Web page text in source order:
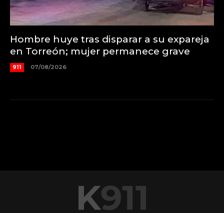
Hombre huye tras disparar a su expareja
en Torreón; mujer permanece grave
911 07/08/2026